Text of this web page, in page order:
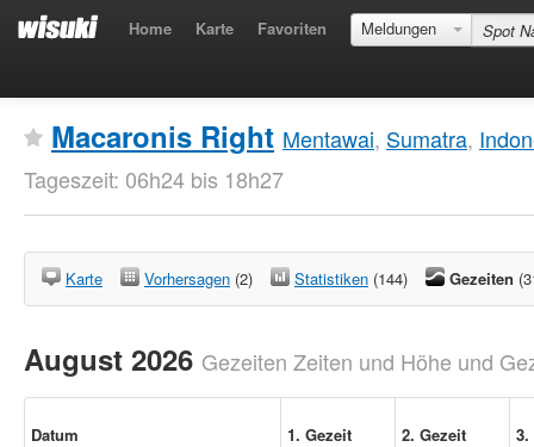
Home Karte Favoriten Meldungen
Macaronis Right Mentawai, Sumatra,
Tageszeit: 06h24 bis 18h27
Karte Vorhersagen (2) Statistiken (144) Gezeiten
August 2026 Gezeiten Zeiten und Höhe und
Datum 1. Gezeit 2. Gezeit
3.